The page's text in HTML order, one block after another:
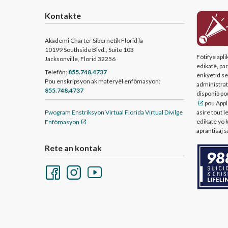
Kontakte
Akademi Charter Sibernetik Florid la
10199 Southside Blvd., Suite 103
Jacksonville, Florid 32256
Telefòn: 855.748.4737
Pou enskripsyon ak materyèl enfòmasyon:
855.748.4737
Pwogram Enstriksyon Virtual Florida Virtual Divilge
Enfòmasyon
Rete an kontak
Fòtifye
edikatè,
enkyetid
disponib
pou
asire tout
edikatè yo
aprantisaj